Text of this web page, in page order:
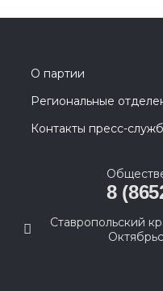
О партии
Региональные
Контакты пресс-
8
Ставропольский